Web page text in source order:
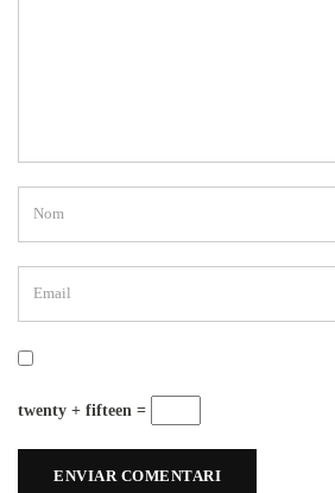
twenty + fifteen =